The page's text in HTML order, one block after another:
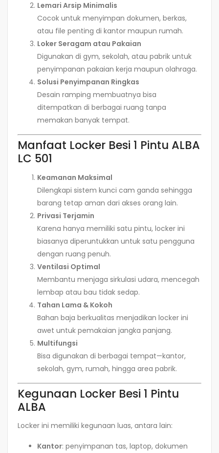
Lemari Arsip Minimalis
Cocok untuk menyimpan dokumen, berkas,
atau file penting di kantor maupun rumah.
Loker Seragam atau Pakaian
Digunakan di gym, sekolah, atau pabrik untuk
penyimpanan pakaian kerja maupun olahraga.
Solusi Penyimpanan Ringkas
Desain ramping membuatnya bisa
ditempatkan di berbagai ruang tanpa
memakan banyak tempat.
Manfaat Locker Besi 1 Pintu ALBA
LC 501
Keamanan Maksimal
Dilengkapi sistem kunci cam ganda sehingga
barang tetap aman dari akses orang lain.
Privasi Terjamin
Karena hanya memiliki satu pintu, locker ini
biasanya diperuntukkan untuk satu pengguna
dengan ruang penuh.
Ventilasi Optimal
Membantu menjaga sirkulasi udara, mencegah
lembap atau bau tidak sedap.
Tahan Lama & Kokoh
Bahan baja berkualitas menjadikan locker ini
awet untuk pemakaian jangka panjang.
Multifungsi
Bisa digunakan di berbagai tempat—kantor,
sekolah, gym, rumah, hingga area pabrik.
Kegunaan Locker Besi 1 Pintu
ALBA
Locker ini memiliki kegunaan luas, antara lain:
Kantor: penyimpanan tas, laptop, dokumen